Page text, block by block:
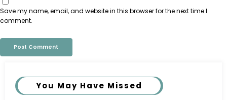
Save my name, email, and website in this browser for the next time I
comment.
You May Have Missed